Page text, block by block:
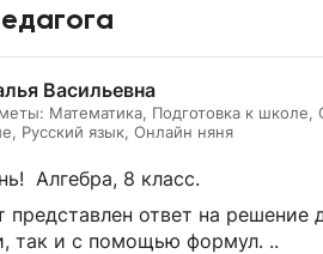
Васильевна
Математика, Подготовка к
Русский язык, Онлайн няня
Алгебра, 8 класс.
представлен ответ на
так и с помощью формул. ..